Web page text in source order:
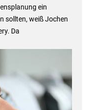
ein
sollten, weiß Jochen
Da